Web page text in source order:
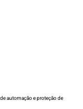
automação e proteção de